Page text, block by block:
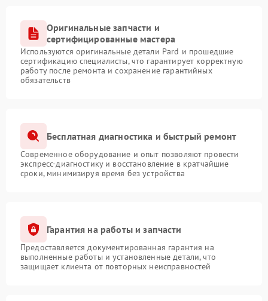
Оригинальные запчасти и
сертифицированные мастера
Используются оригинальные детали Pard и прошедшие
сертификацию специалисты, что гарантирует корректную
работу после ремонта и сохранение гарантийных
обязательств
Бесплатная диагностика и быстрый ремонт
Современное оборудование и опыт позволяют провести
экспресс-диагностику и восстановление в кратчайшие
сроки, минимизируя время без устройства
Гарантия на работы и запчасти
Предоставляется документированная гарантия на
выполненные работы и установленные детали, что
защищает клиента от повторных неисправностей